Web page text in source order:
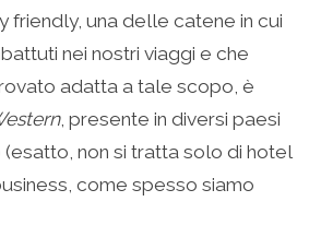
friendly, una delle catene in cui
nei nostri viaggi e che
adatta a tale scopo, è
, presente in diversi paesi
non si tratta solo di hotel
come spesso siamo